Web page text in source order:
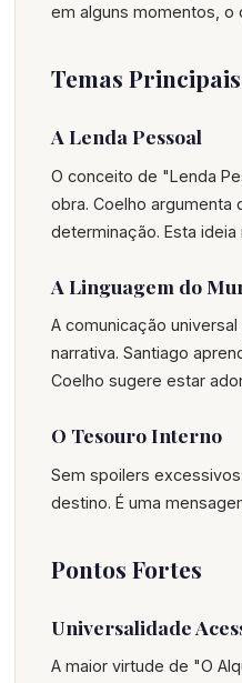
em alguns momentos, o
Temas Principais
A Lenda Pessoal
O conceito de "Lenda
obra. Coelho argumenta
determinação. Esta
A Linguagem do
A comunicação
narrativa. Santiago
Coelho sugere estar
O Tesouro Interno
Sem spoilers
destino. É uma
Pontos Fortes
Universalidade
A maior virtude de "O